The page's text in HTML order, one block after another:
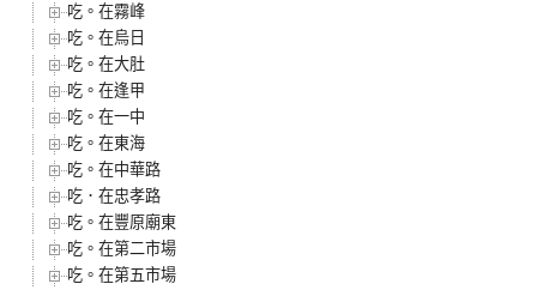
吃。在霧峰
吃。在烏日
吃。在大肚
吃。在逢甲
吃。在一中
吃。在東海
吃。在中華路
吃．在忠孝路
吃。在豐原廟東
吃。在第二市場
吃。在第五市場